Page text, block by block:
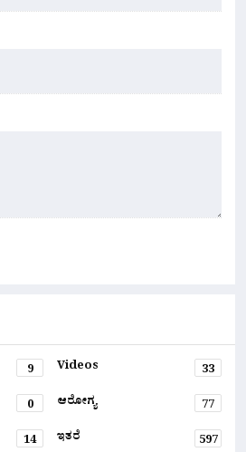
9 Videos
33
0 ಆರೋಗ್ಯ
77
14 ಇತರೆ
597